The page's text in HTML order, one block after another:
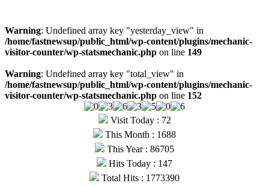
Warning: Undefined array key "yesterday_view" in
/home/fastnewsup/public_html/wp-content/plugins/mechanic-
visitor-counter/wp-statsmechanic.php on line 149
Warning: Undefined array key "total_view" in
/home/fastnewsup/public_html/wp-content/plugins/mechanic-
visitor-counter/wp-statsmechanic.php on line 152
Visit Today : 72
This Month : 1688
This Year : 86705
Hits Today : 147
Total Hits : 1773390